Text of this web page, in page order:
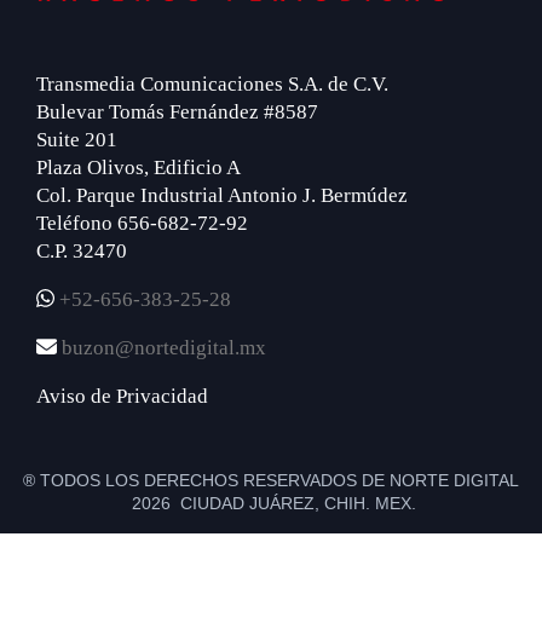
Transmedia Comunicaciones S.A. de C.V.
Bulevar Tomás Fernández #8587
Suite 201
Plaza Olivos, Edificio A
Col. Parque Industrial Antonio J. Bermúdez
Teléfono 656-682-72-92
C.P. 32470
+52-656-383-25-28
buzon@nortedigital.mx
Aviso de Privacidad
® TODOS LOS DERECHOS RESERVADOS DE NORTE DIGITAL
2026 CIUDAD JUÁREZ, CHIH. MEX.